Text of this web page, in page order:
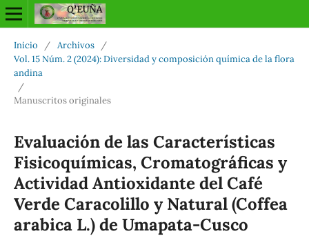
Inicio / Archivos
/
Vol. 15 Núm. 2 (2024): Diversidad y composición química de la flora
andina
/
Manuscritos originales
Evaluación de las Características
Fisicoquímicas, Cromatográficas y
Actividad Antioxidante del Café
Verde Caracolillo y Natural (Coffea
arabica L.) de Umapata-Cusco